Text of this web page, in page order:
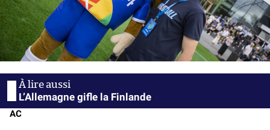
L’Allemagne gifle la Finlande
AC